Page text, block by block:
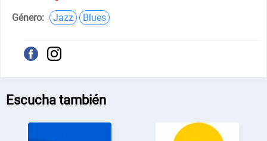
Género: Jazz Blues
Escucha también